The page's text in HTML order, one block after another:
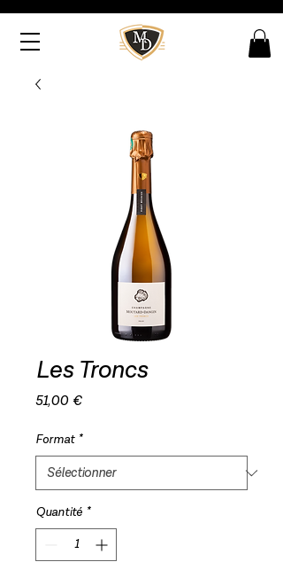
Les Troncs
51,00 €Prix
Format *
Quantité *